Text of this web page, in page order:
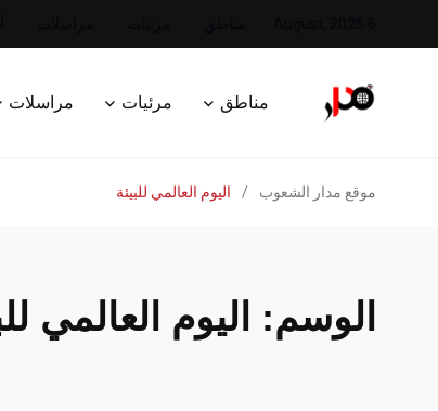
مناطق مرئيات مراسلات
موقع مدار الشعوب / اليوم العالمي للبيئة
الوسم: اليوم العالمي